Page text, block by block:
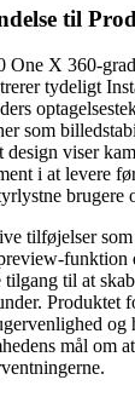
til
One X 360-
tydeligt
som
design viser
i at levere
brugere
tilføjelser
funktion
tilgang til at
Produktet
og
mål om